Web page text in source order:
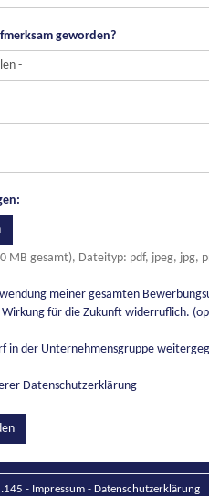
geworden?
:
MB gesamt), Dateityp: pdf, jpeg, jpg,
meiner gesamten
für die Zukunft widerruflich.
in der Unternehmensgruppe
Datenschutzerklärung
- Impressum - Datenschutzerklärung